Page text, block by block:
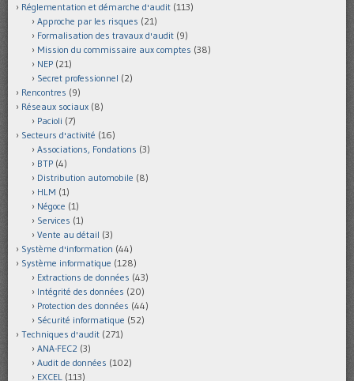
Réglementation et démarche d'audit (113)
Approche par les risques (21)
Formalisation des travaux d'audit (9)
Mission du commissaire aux comptes (38)
NEP (21)
Secret professionnel (2)
Rencontres (9)
Réseaux sociaux (8)
Pacioli (7)
Secteurs d'activité (16)
Associations, Fondations (3)
BTP (4)
Distribution automobile (8)
HLM (1)
Négoce (1)
Services (1)
Vente au détail (3)
Système d'information (44)
Système informatique (128)
Extractions de données (43)
Intégrité des données (20)
Protection des données (44)
Sécurité informatique (52)
Techniques d'audit (271)
ANA-FEC2 (3)
Audit de données (102)
EXCEL (113)